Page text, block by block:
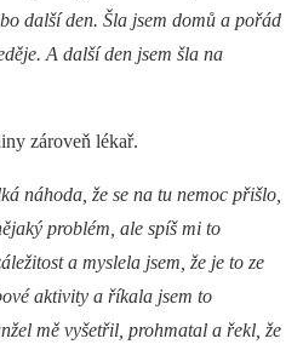
další den. Šla jsem domů a pořád
A další den jsem šla na
zároveň lékař.
náhoda, že se na tu nemoc přišlo,
problém, ale spíš mi to
a myslela jsem, že je to ze
aktivity a říkala jsem to
mě vyšetřil, prohmatal a řekl, že